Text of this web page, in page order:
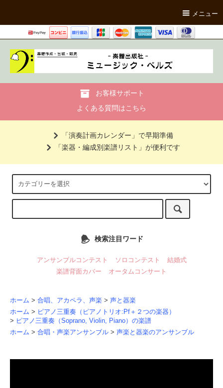
メニュー
お客様サポート
よくある質問はこちら
「演奏計画カレンダー」で早期準備
「楽器・編成別楽譜リスト」が便利です
検索注目ワード
アンサンブルコンテスト ソロコンテスト
結婚式
楽譜背面カバー
オータムコンサート
ホーム > 合唱、アカペラ、声楽 > 声と器楽
ホーム > ピアノ三重奏（ピアノトリオ:Pf＋２つの楽器）
> ピアノ三重奏（Soprano, Violin, Piano）の楽譜
ホーム > 合唱・声楽アンサンブル > 声楽と器楽のアンサンブル